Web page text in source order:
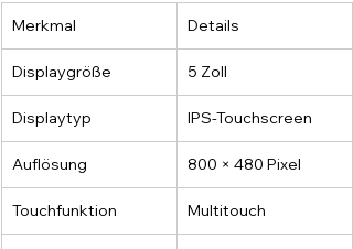
Merkmal Details
Displaygröße 5 Zoll
Displaytyp IPS-Touchscreen
Auflösung 800 × 480 Pixel
Touchfunktion Multitouch